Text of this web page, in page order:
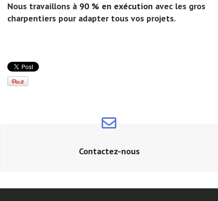
Nous travaillons à 90 % en exécution avec les gros
charpentiers pour adapter tous vos projets.
Contactez-nous